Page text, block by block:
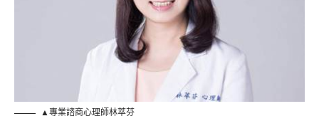
▲專業諮商心理師林萃芬